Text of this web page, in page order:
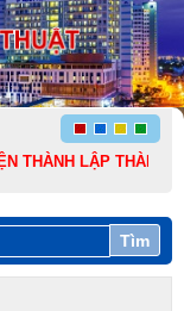
LẬP THÀNH PHỐ
Tìm